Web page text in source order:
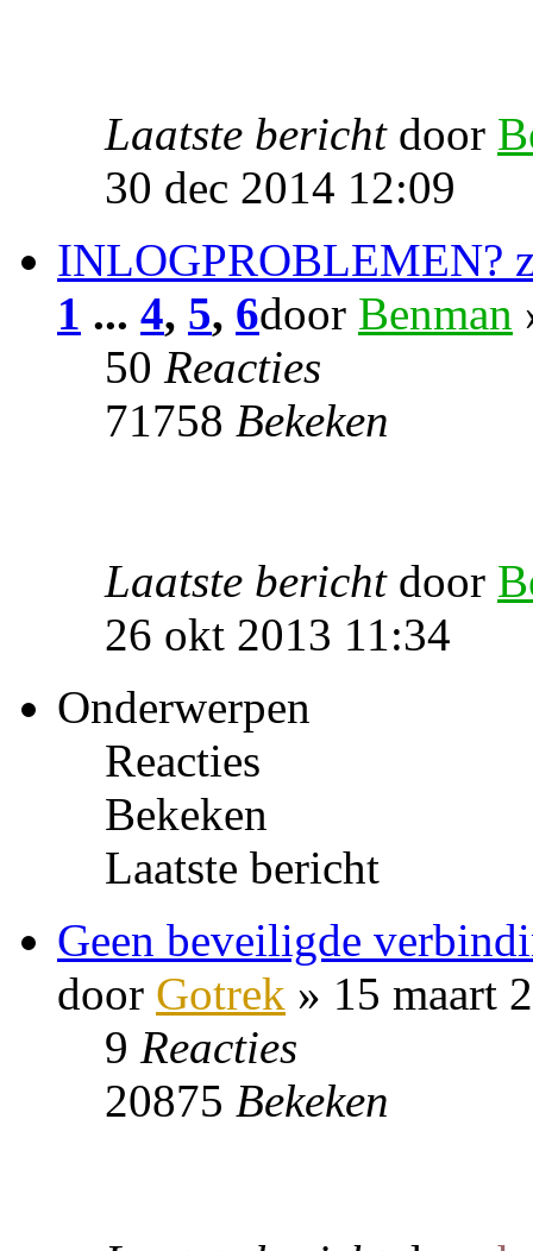
Laatste bericht door
30 dec 2014 12:09
INLOGPROBLEMEN?
1 ... 4, 5, 6door Benman
50 Reacties
71758 Bekeken
Laatste bericht door
26 okt 2013 11:34
Onderwerpen
Reacties
Bekeken
Laatste bericht
Geen beveiligde
door Gotrek » 15 maart
9 Reacties
20875 Bekeken